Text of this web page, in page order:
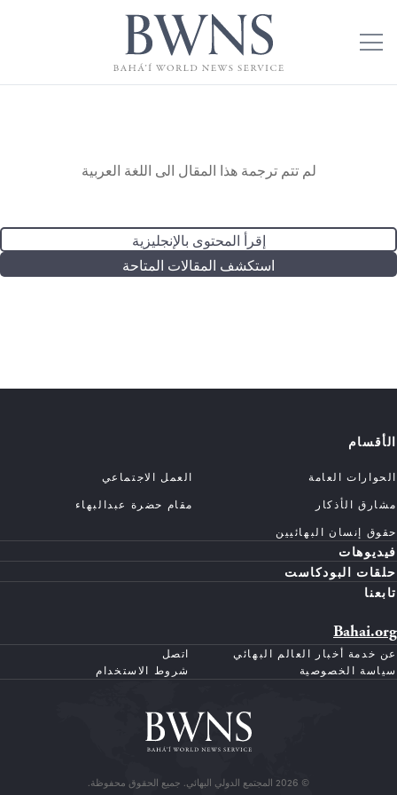
لم تتم ترجمة هذا المقال الى اللغة العربية
إقرأ المحتوى بالإنجليزية
استكشف المقالات المتاحة
الأقسام
الحوارات العامة
العمل الاجتماعي
مشارق الأذكار
مقام حضرة عبدالبهاء
حقوق إنسان البهائيين
فيديوهات
حلقات البودكاست
تابعنا
Bahai.org
عن خدمة أخبار العالم البهائي
اتصل
سياسة الخصوصية
شروط الاستخدام
© 2026 المجتمع الدولي البهائي. جميع الحقوق محفوظة.